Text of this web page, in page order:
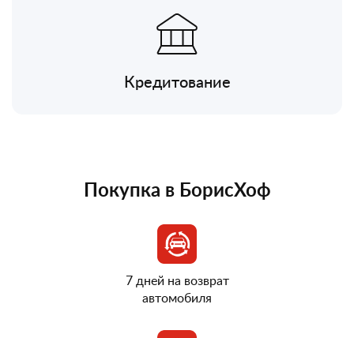
Кредитование
Покупка в БорисХоф
7 дней на возврат
автомобиля